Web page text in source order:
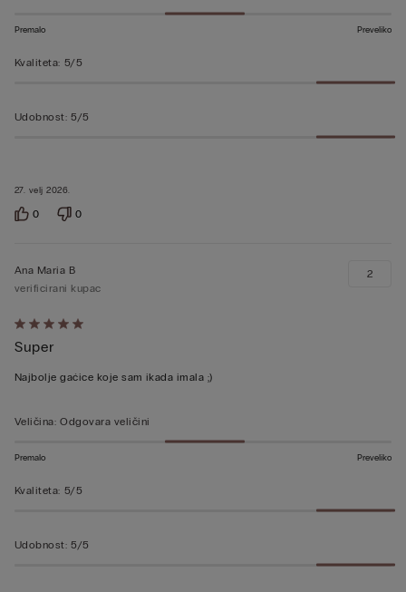
27. velj 2026.
Premalo Preveliko
Kvaliteta: 5/5
Udobnost: 5/5
0 0
Dali
ste
ocjenu
od
Ana Maria B
verificirani kupac
Super
Najbolje gaćice koje sam ikada imala ;)
2
Veličina: Odgovara veličini
Premalo Preveliko
Kvaliteta: 5/5
Udobnost: 5/5